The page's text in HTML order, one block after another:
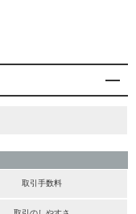
取引手数料